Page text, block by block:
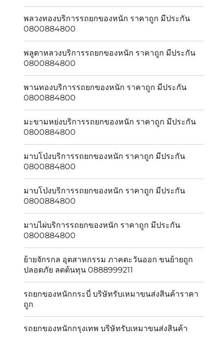
พลวงทองบริการรถยกของหนัก ราคาถูก มีประกัน
0800884800
พลูตาหลวงบริการรถยกของหนัก ราคาถูก มีประกัน
0800884800
พานทองบริการรถยกของหนัก ราคาถูก มีประกัน
0800884800
มะขามหย่งบริการรถยกของหนัก ราคาถูก มีประกัน
0800884800
มาบโป่งบริการรถยกของหนัก ราคาถูก มีประกัน
0800884800
มาบโป่งบริการรถยกของหนัก ราคาถูก มีประกัน
0800884800
มาบไผ่บริการรถยกของหนัก ราคาถูก มีประกัน
0800884800
ย้ายจักรกล อุตสาหกรรม ภาคตะวันออก ขนย้ายถูก
ปลอดภัย ลดต้นทุน 0888999211
รถยกของหนักกระบี่ บริษัทรับเหมาขนส่งสินค้าราคา
ถูก
รถยกของหนักกรุงเทพ บริษัทรับเหมาขนส่งสินค้า